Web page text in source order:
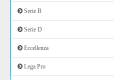
Serie B
Serie D
Eccellenza
Lega Pro